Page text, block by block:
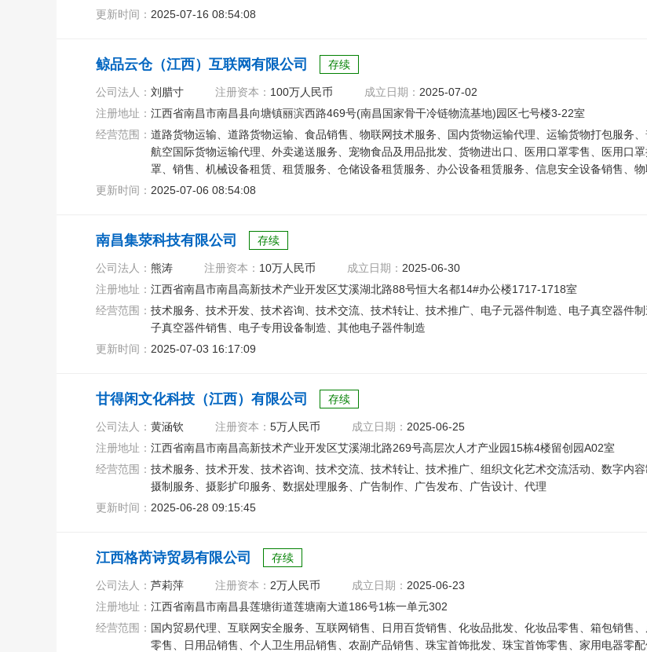
更新时间： 2025-07-16 08:54:08
鲸品云仓（江西）互联网有限公司 存续
公司法人： 刘腊寸 注册资本： 100万人民币 成立日期： 2025-07-02
注册地址： 江西省南昌市南昌县向塘镇丽滨西路469号(南昌国家骨干冷链物流基地)园区七号楼3-22室
经营范围： 道路货物运输、道路货物运输、食品销售、物联网技术服务、国内货物运输代理、运输货物打包服务
航空国际货物运输代理、外卖递送服务、宠物食品及用品批发、货物进出口、医用口罩零售、医用口
罩、销售、机械设备租赁、租赁服务、仓储设备租赁服务、办公设备租赁服务、信息安全设备销售、
百货销售
更新时间： 2025-07-06 08:54:08
南昌集荥科技有限公司 存续
公司法人： 熊涛 注册资本： 10万人民币 成立日期： 2025-06-30
注册地址： 江西省南昌市南昌高新技术产业开发区艾溪湖北路88号恒大名都14#办公楼1717-1718室
经营范围： 技术服务、技术开发、技术咨询、技术交流、技术转让、技术推广、电子元器件制造、电子真空器件
子真空器件销售、电子专用设备制造、其他电子器件制造
更新时间： 2025-07-03 16:17:09
甘得闲文化科技（江西）有限公司 存续
公司法人： 黄涵钦 注册资本： 5万人民币 成立日期： 2025-06-25
注册地址： 江西省南昌市南昌高新技术产业开发区艾溪湖北路269号高层次人才产业园15栋4楼留创园A02室
经营范围： 技术服务、技术开发、技术咨询、技术交流、技术转让、技术推广、组织文化艺术交流活动、数字内
摄制服务、摄影扩印服务、数据处理服务、广告制作、广告发布、广告设计、代理
更新时间： 2025-06-28 09:15:45
江西格芮诗贸易有限公司 存续
公司法人： 芦莉萍 注册资本： 2万人民币 成立日期： 2025-06-23
注册地址： 江西省南昌市南昌县莲塘街道莲塘南大道186号1栋一单元302
经营范围： 国内贸易代理、互联网安全服务、互联网销售、日用百货销售、化妆品批发、化妆品零售、箱包销售
零售、日用品销售、个人卫生用品销售、农副产品销售、珠宝首饰批发、珠宝首饰零售、家用电器零